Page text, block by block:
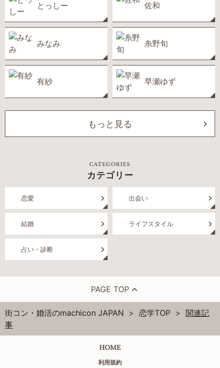
とっしー 佐和
みなみ 糸野旬
有紗 早瀬ゆず
もっと見る
CATEGORIES
カテゴリー
恋愛 出会い
結婚 ライフスタイル
占い・診断
PAGE TOP
街コン・婚活のmachicon JAPAN 恋学TOP
関連記
事
HOME
利用規約